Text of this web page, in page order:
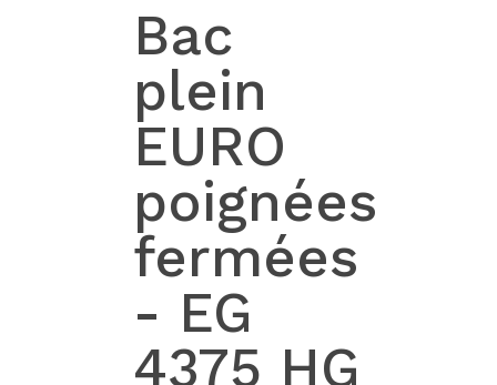
Bac
plein
EURO
poignées
fermées
- EG
4375 HG